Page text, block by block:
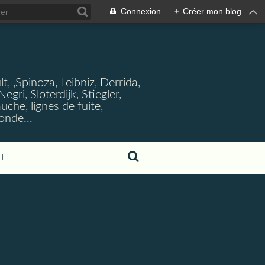
Connexion + Créer mon blog
,Spinoza, Leibniz, Derrida,
Sloterdijk, Stiegler,
lignes de fuite,